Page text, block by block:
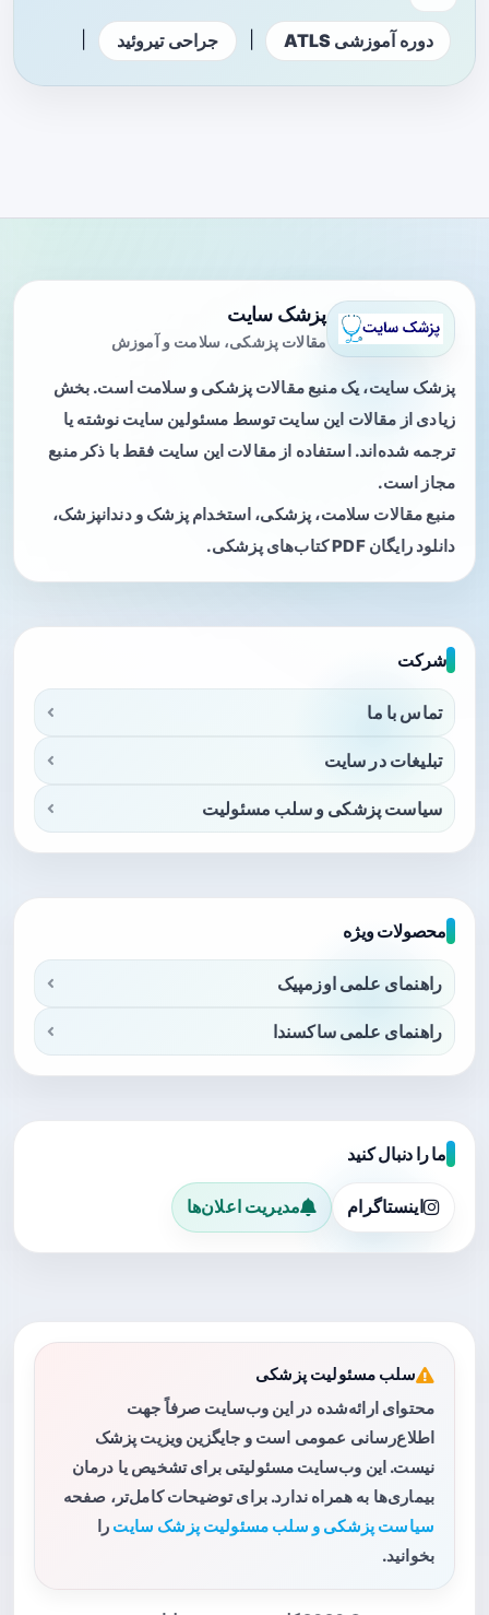
دوره آموزشی ATLS جراحی تیروئید
پزشک سایت
مقالات پزشکی، سلامت و آموزش
پزشک سایت، یک منبع مقالات پزشکی و سلامت است. بخش
زیادی از مقالات این سایت توسط مسئولین سایت نوشته یا
ترجمه شده‌اند. استفاده از مقالات این سایت فقط با ذکر منبع
مجاز است.
منبع مقالات سلامت، پزشکی، استخدام پزشک و دندانپزشک،
دانلود رایگان PDF کتاب‌های پزشکی.
شرکت
تماس با ما
تبلیغات در سایت
سیاست پزشکی و سلب مسئولیت
محصولات ویژه
راهنمای علمی اوزمپیک
راهنمای علمی ساکسندا
ما را دنبال کنید
اینستاگرام مدیریت اعلان‌ها
سلب مسئولیت پزشکی
محتوای ارائه‌شده در این وب‌سایت صرفاً جهت
اطلاع‌رسانی عمومی است و جایگزین ویزیت پزشک
نیست. این وب‌سایت مسئولیتی برای تشخیص یا درمان
بیماری‌ها به همراه ندارد. برای توضیحات کامل‌تر، صفحه
سیاست پزشکی و سلب مسئولیت پزشک سایت را
بخوانید.